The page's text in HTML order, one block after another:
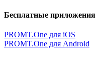
Бесплатные приложения
PROMT.One для iOS
PROMT.One для Android